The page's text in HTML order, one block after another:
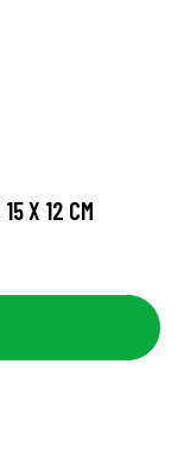
X 12 CM